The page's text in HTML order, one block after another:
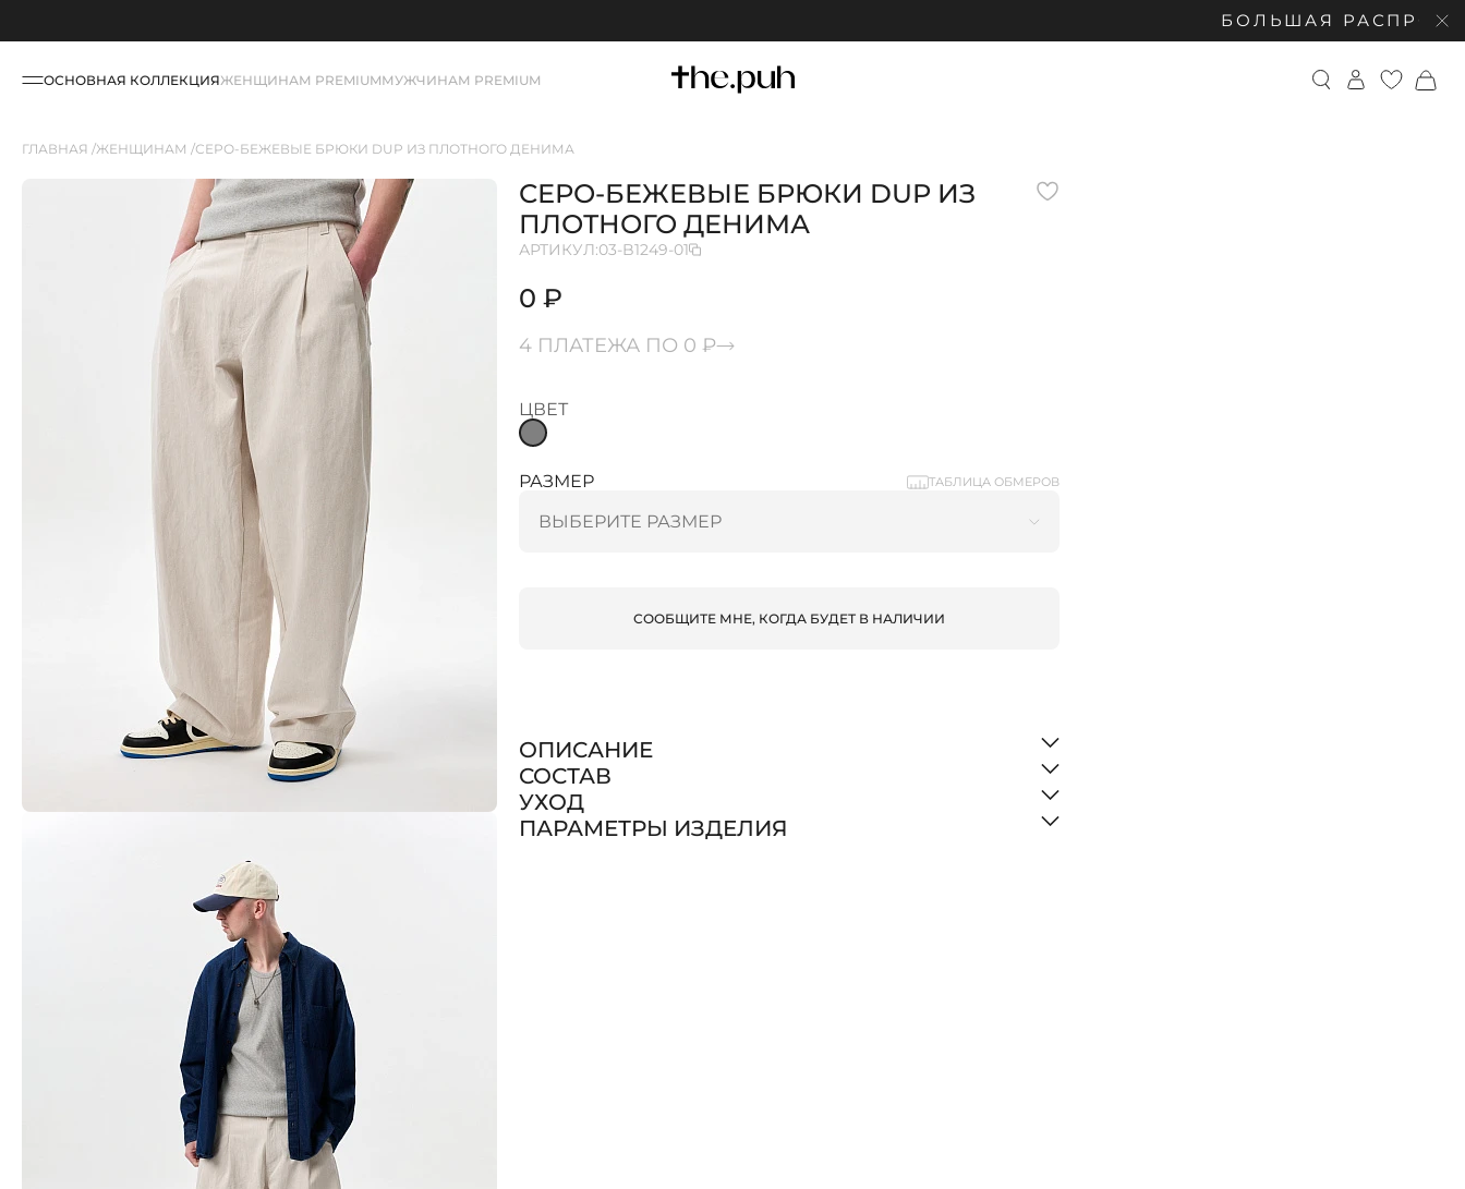
БОЛЬШАЯ РАСПРОДАЖА:
ОСНОВНАЯ КОЛЛЕКЦИЯЖЕНЩИНАМ PREMIUMМУЖЧИНАМ PREMIUM
ГЛАВНАЯ ЖЕНЩИНАМ СЕРО-БЕЖЕВЫЕ БРЮКИ DUP ИЗ ПЛОТНОГО ДЕНИМА
СЕРО-БЕЖЕВЫЕ БРЮКИ DUP ИЗ
ПЛОТНОГО ДЕНИМА
АРТИКУЛ:03-B1249-01
0 ₽
4 ПЛАТЕЖА ПО 0 ₽
ЦВЕТ
РАЗМЕР ТАБЛИЦА ОБМЕРОВ
СООБЩИТЕ МНЕ, КОГДА БУДЕТ В НАЛИЧИИ
ОПИСАНИЕ
СОСТАВ
УХОД
ПАРАМЕТРЫ ИЗДЕЛИЯ